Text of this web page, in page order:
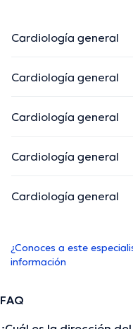
Cardiología general
Cardiología general
Cardiología general
Cardiología general
Cardiología general
¿Conoces a este
información
FAQ